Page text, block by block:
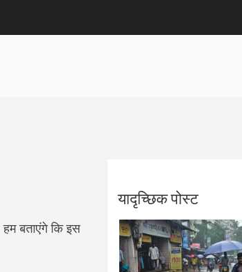
बताएंगे कि इस
यादृच्छिक पोस्ट